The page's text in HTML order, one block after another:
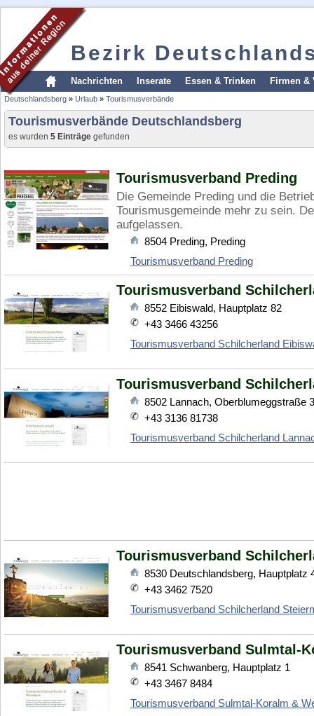
Bezirk
Nachrichten Inserate Essen & Trinken Firmen &
Deutschlandsberg » Urlaub » Tourismusverbände
Tourismusverbände Deutschlandsberg
es wurden 5 Einträge gefunden
Tourismusverband Preding
Die Gemeinde Preding und die
Tourismusgemeinde mehr zu sein.
aufgelassen.
8504 Preding, Preding
Tourismusverband Preding
Tourismusverband
8552 Eibiswald, Hauptplatz 82
+43 3466 43256
Tourismusverband Schilcherland
Tourismusverband
8502 Lannach, Oberblumeggstraße
+43 3136 81738
Tourismusverband Schilcherland
Tourismusverband
8530 Deutschlandsberg, Hauptplatz
+43 3462 7520
Tourismusverband Schilcherland
Tourismusverband Sulmtal-
8541 Schwanberg, Hauptplatz 1
+43 3467 8484
Tourismusverband Sulmtal-Koralm &